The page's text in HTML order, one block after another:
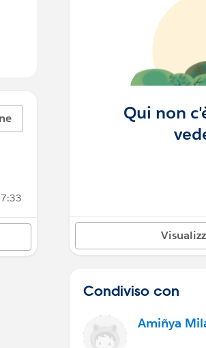
Qui non
Condiviso con
Amiñya